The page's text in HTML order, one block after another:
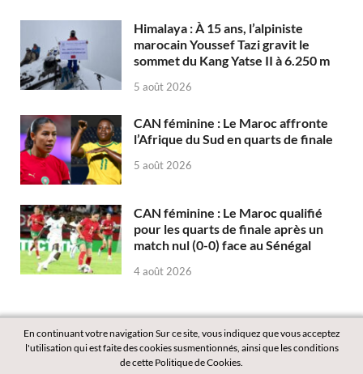
Himalaya : À 15 ans, l’alpiniste
marocain Youssef Tazi gravit le
sommet du Kang Yatse II à 6.250 m
5 août 2026
CAN féminine : Le Maroc affronte
l’Afrique du Sud en quarts de finale
5 août 2026
CAN féminine : Le Maroc qualifié
pour les quarts de finale après un
match nul (0-0) face au Sénégal
4 août 2026
En continuant votre navigation Sur ce site, vous indiquez que vous acceptez
l'utilisation qui est faite des cookies susmentionnés, ainsi que les conditions
de cette Politique de Cookies.